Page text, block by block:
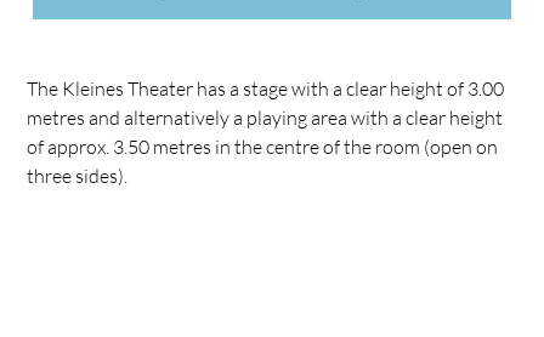
The Kleines Theater has a stage with a clear height of 3.00
metres and alternatively a playing area with a clear height
of approx. 3.50 metres in the centre of the room (open on
three sides).